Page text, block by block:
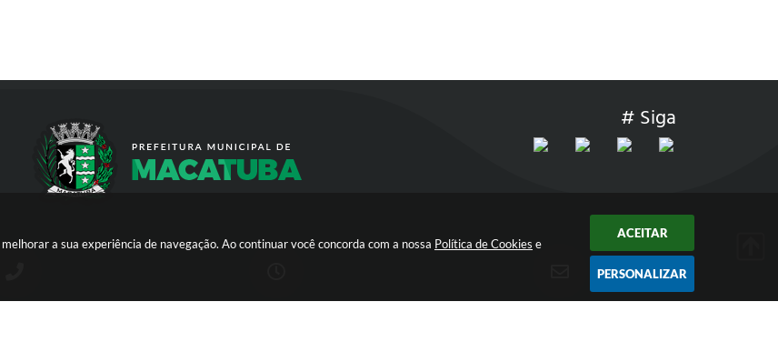
a sua experiência de navegação. Ao continuar você concorda com a nossa Política de Cookies e
ACEITAR
PERSONALIZAR
# Siga